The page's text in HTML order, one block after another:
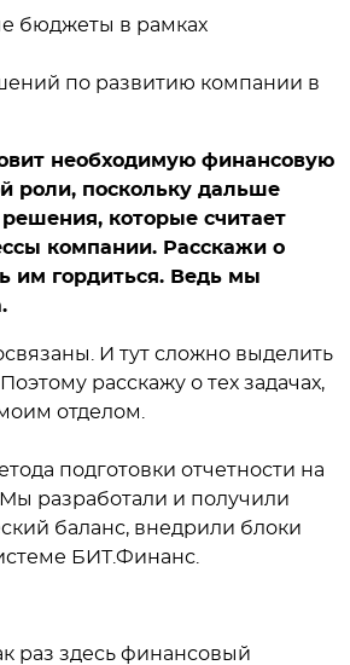
бюджеты в рамках
по развитию компании в
необходимую финансовую
роли, поскольку дальше
которые считает
компании. Расскажи о
им гордиться. Ведь мы
И тут сложно выделить
расскажу о тех задачах,
отделом.
подготовки отчетности на
разработали и получили
баланс, внедрили блоки
БИТ.Финанс.
раз здесь финансовый